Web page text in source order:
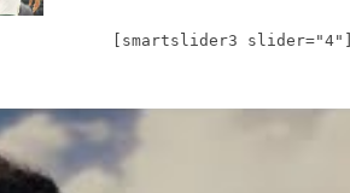
[smartslider3 slider="4"]